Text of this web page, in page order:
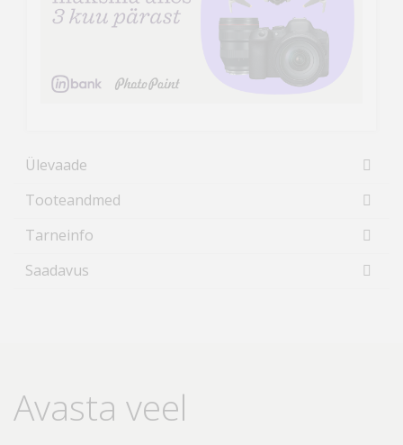
Ülevaade
Tooteandmed
Tarneinfo
Saadavus
Avasta veel